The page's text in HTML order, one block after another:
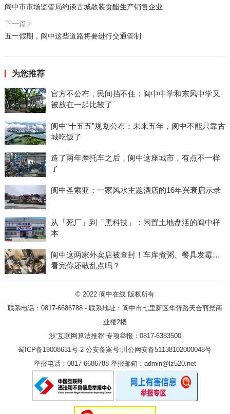
阆中市市场监管局约谈古城散装食醋生产销售企业
下一篇
五一假期，阆中这些道路将要进行交通管制
为您推荐
官方不公布，民间挡不住：阆中中学和东风中学又
被放在一起比较了
阆中“十五五”规划公布：未来五年，阆中不能只靠古
城吃饭了
造了两年摩托车之后，阆中这座城市，有点不一样
了
阆中圣索亚：一家风水主题酒店的16年兴衰启示录
从「死厂」到「黑科技」：闲置土地盘活的阆中样
本
阆中这两家外卖店被查封！车库煮粥、餐具发霉…
看完你还敢乱点吗？
© 2022 阆中在线版权所有
联系电话：0817-6686788 - 联系地址：阆中市七里新区华胥路天合丽景商
业楼2楼
涉“互联网算法推荐”专项举报：0817-6383500
蜀ICP备19008631号-2 公安备案号:川公网安备51138102000048号
举报电话：0817-6686788 举报邮箱：admin@lz520.net